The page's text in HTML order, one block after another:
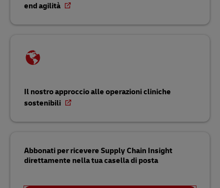
end agilità
Il nostro approccio alle operazioni cliniche
sostenibili
Abbonati per ricevere Supply Chain Insight
direttamente nella tua casella di posta